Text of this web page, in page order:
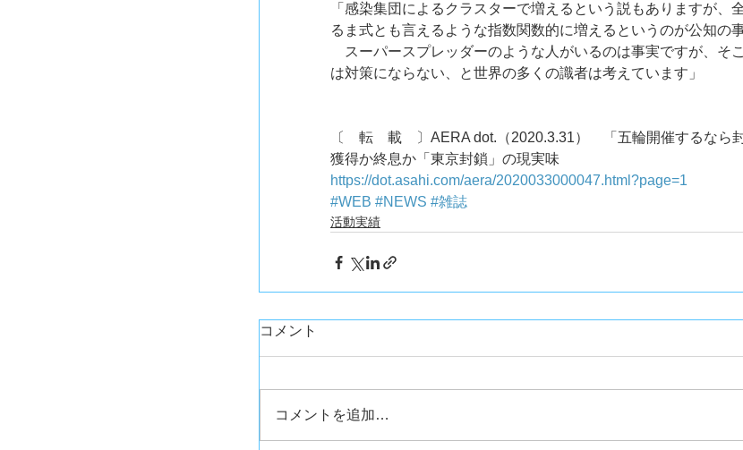
「感染集団によるクラスターで増えるという説もありますが、
るま式とも言えるような指数関数的に増えるというのが公知の事
スーパースプレッダーのような人がいるのは事実ですが、そ
は対策にならない、と世界の多くの識者は考えています」
〔　転　載　〕AERA dot.（2020.3.31）　「五輪開催するなら
獲得か終息か「東京封鎖」の現実味
https://dot.asahi.com/aera/2020033000047.html?page=1
#WEB #NEWS #雑誌
活動実績
コメント
コメントを追加…